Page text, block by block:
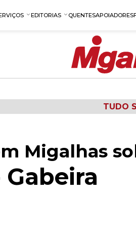
EDITORIAS QUENTESAPOIADORES
TUDO
Migalhas